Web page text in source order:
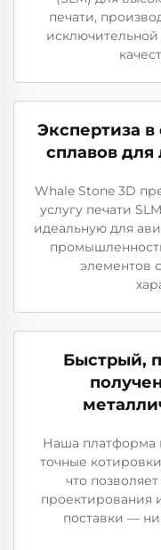
печати,
Экспертиза
сплавов для
Whale Stone 3D
услугу печати
идеальную для
элементов
Быстрый,
Наша платформа
точные
что
проектирования
поставки —